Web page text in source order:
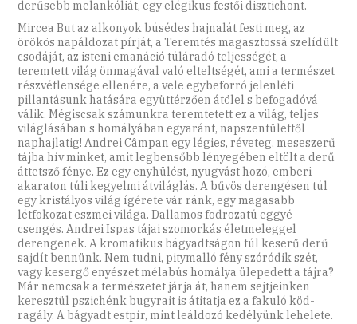
derűsebb melankóliát, egy elégikus festői disztichont.
Mircea But az alkonyok búsédes hajnalát festi meg, az
örökös napáldozat pírját, a Teremtés magasztossá szelídült
csodáját, az isteni emanáció túláradó teljességét, a
teremtett világ önmagával való elteltségét, ami a természet
részvétlensége ellenére, a vele egybeforró jelenléti
pillantásunk hatására együttérzően átölel s befogadóvá
válik. Mégiscsak számunkra teremtetett ez a világ, teljes
világlásában s homályában egyaránt, napszentülettől
naphajlatig! Andrei Câmpan egy légies, réveteg, meseszerű
tájba hív minket, amit legbensőbb lényegében eltölt a derű
áttetsző fénye. Ez egy enyhülést, nyugvást hozó, emberi
akaraton túli kegyelmi átviláglás. A bűvös derengésen túl
egy kristályos világ ígérete vár ránk, egy magasabb
létfokozat eszmei világa. Dallamos fodrozatú eggyé
csengés. Andrei Ispas tájai szomorkás életmeleggel
derengenek. A kromatikus bágyadtságon túl keserű derű
sajdít bennünk. Nem tudni, pitymalló fény szóródik szét,
vagy kesergő enyészet mélabús homálya ülepedett a tájra?
Már nemcsak a természetet járja át, hanem sejtjeinken
keresztül pszichénk bugyrait is átitatja ez a fakuló köd-
ragály. A bágyadt estpír, mint leáldozó kedélyünk lehelete.